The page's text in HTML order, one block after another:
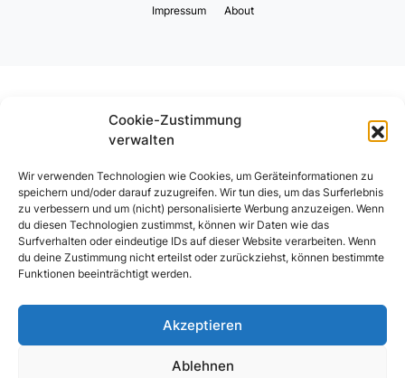
Cookie-Zustimmung
verwalten
Wir verwenden Technologien wie Cookies, um Geräteinformationen zu
speichern und/oder darauf zuzugreifen. Wir tun dies, um das Surferlebnis
zu verbessern und um (nicht) personalisierte Werbung anzuzeigen. Wenn
du diesen Technologien zustimmst, können wir Daten wie das
Surfverhalten oder eindeutige IDs auf dieser Website verarbeiten. Wenn
du deine Zustimmung nicht erteilst oder zurückziehst, können bestimmte
Funktionen beeinträchtigt werden.
Akzeptieren
Ablehnen
Impressum
About